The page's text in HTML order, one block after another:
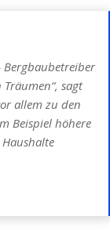
Bergbaubetreiber
sagt
allem zu den
Beispiel höhere